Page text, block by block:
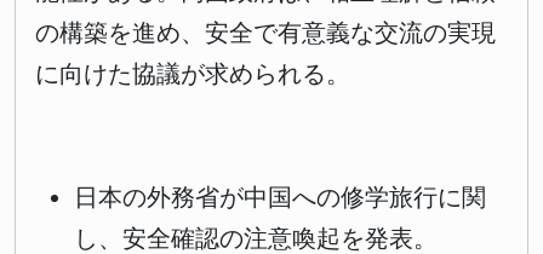
の構築を進め、安全で有意義な交流の実現
に向けた協議が求められる。
日本の外務省が中国への修学旅行に関
し、安全確認の注意喚起を発表。